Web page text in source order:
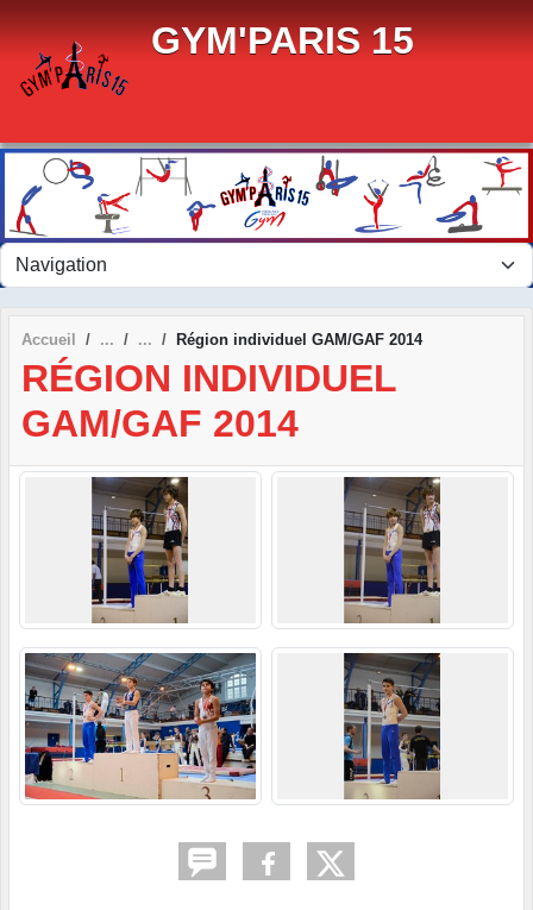
GYM'PARIS 15
Accueil Région individuel GAM/GAF 2014
RÉGION INDIVIDUEL
GAM/GAF 2014